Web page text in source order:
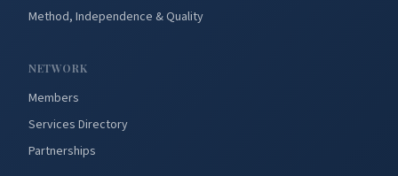
Method, Independence & Quality
NETWORK
Members
Services Directory
Partnerships